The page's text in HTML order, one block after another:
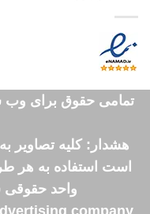
هشدار: کلیه
است استفاده به
واحد حقوقی
company